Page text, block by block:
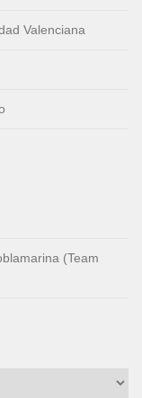
Valenciana
(Team